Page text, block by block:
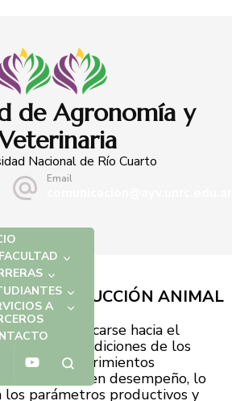
de Agronomía y
Nacional de Río Cuarto
Email
A
DE PRODUCCIÓN ANIMAL
debe enfocarse hacia el
de las condiciones de los
sus requerimientos
un buen desempeño, lo
los parámetros productivos y